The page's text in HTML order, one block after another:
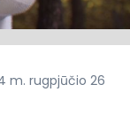
m. rugpjūčio 26